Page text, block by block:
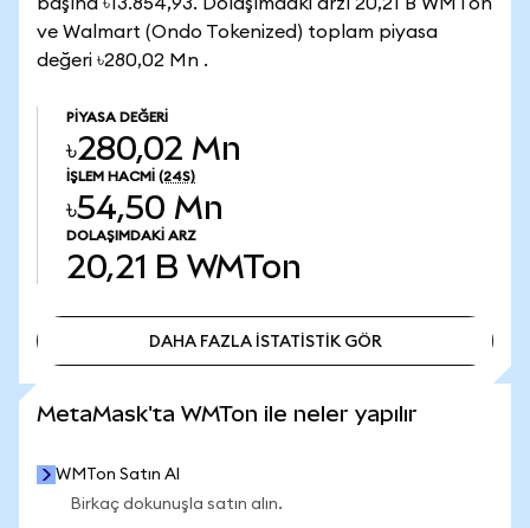
ve Walmart (Ondo Tokenized) toplam piyasa
değeri ৳280,02 Mn .
PIYASA DEĞERI
৳280,02 Mn
İŞLEM HACMI (24S)
৳54,50 Mn
DOLAŞIMDAKI ARZ
20,21 B WMTon
DAHA FAZLA İSTATİSTİK GÖR
MetaMask'ta WMTon ile neler yapılır
WMTon Satın Al
Birkaç dokunuşla satın alın.